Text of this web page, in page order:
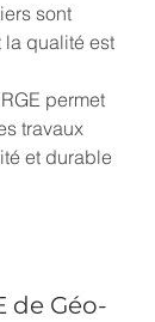
sont
la qualité est
permet
travaux
et durable
de Géo-